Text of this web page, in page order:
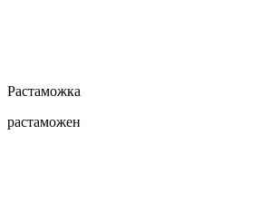
Растаможка
растаможен